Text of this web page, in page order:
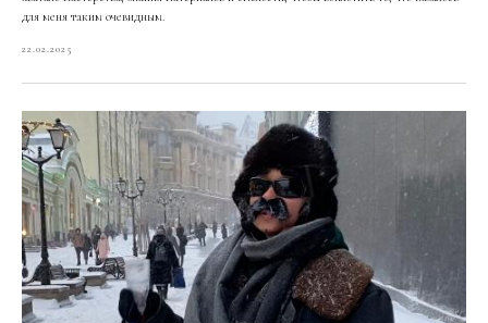
для меня таким очевидным.
22.02.2025